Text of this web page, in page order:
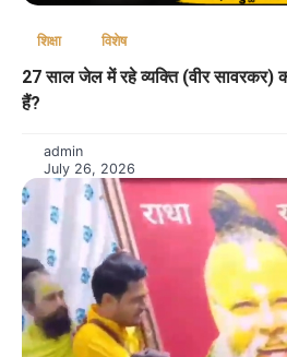
शिक्षा विशेष
27 साल जेल में रहे व्यक्ति (वीर
हैं?
admin
July 26, 2026